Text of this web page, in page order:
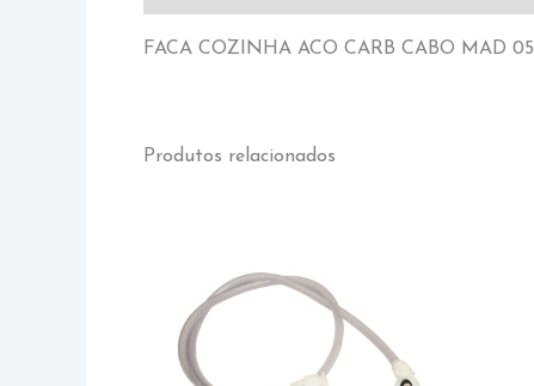
FACA COZINHA ACO CARB CABO MAD 05
Produtos relacionados